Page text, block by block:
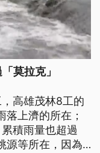
莫拉克」
高雄茂林8工的
上濟的所在；
積雨量也超過
源等所在，因為